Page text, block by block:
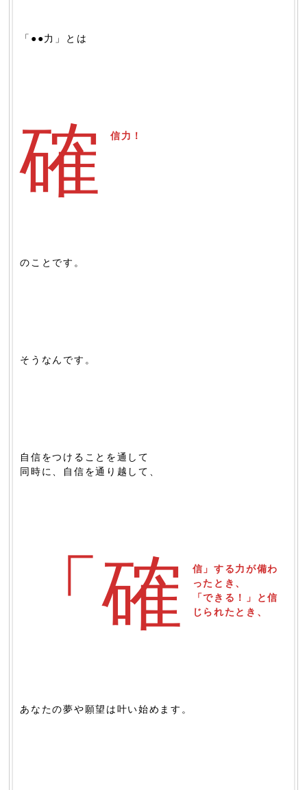
「●●力」とは
確 信力！
のことです。
そうなんです。
自信をつけることを通して
同時に、自信を通り越して、
「確
信」する力が備わ
ったとき、
「できる！」と信
じられたとき、
あなたの夢や願望は叶い始めます。